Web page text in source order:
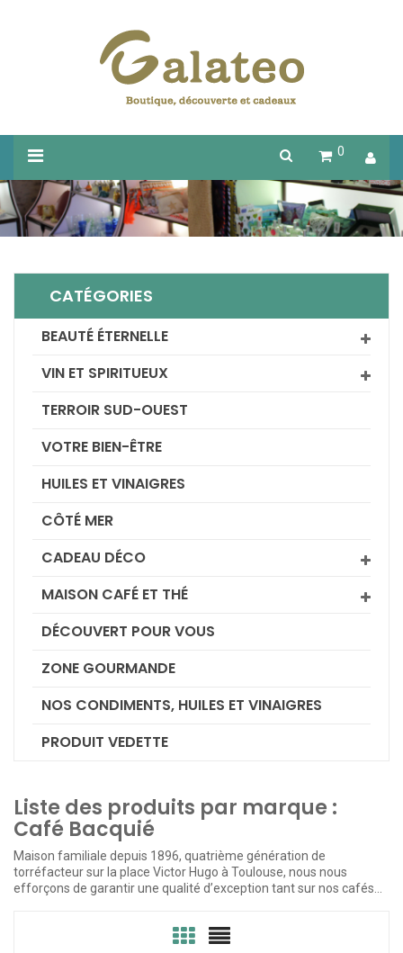
0
CATÉGORIES
BEAUTÉ ÉTERNELLE
VIN ET SPIRITUEUX
TERROIR SUD-OUEST
VOTRE BIEN-ÊTRE
HUILES ET VINAIGRES
CÔTÉ MER
CADEAU DÉCO
MAISON CAFÉ ET THÉ
DÉCOUVERT POUR VOUS
ZONE GOURMANDE
NOS CONDIMENTS, HUILES ET VINAIGRES
PRODUIT VEDETTE
Liste des produits par marque :
Café Bacquié
Maison familiale depuis 1896, quatrième génération de
torréfacteur sur la place Victor Hugo à Toulouse, nous nous
efforçons de garantir une qualité d’exception tant sur nos cafés...